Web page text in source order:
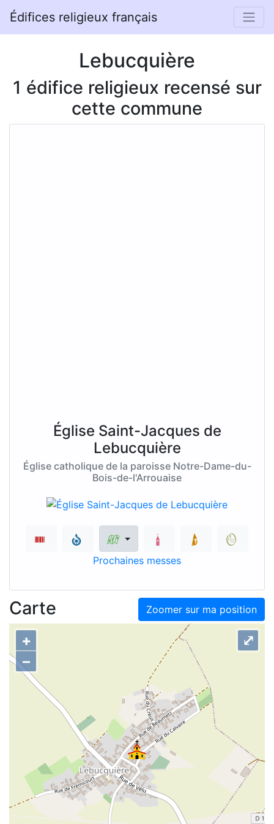
Édifices religieux français
Lebucquière
1 édifice religieux recensé sur
cette commune
Église Saint-Jacques de
Lebucquière
Église catholique de la paroisse Notre-Dame-du-
Bois-de-l'Arrouaise
Prochaines messes
Zoomer sur ma position
Carte
+
–
⤢